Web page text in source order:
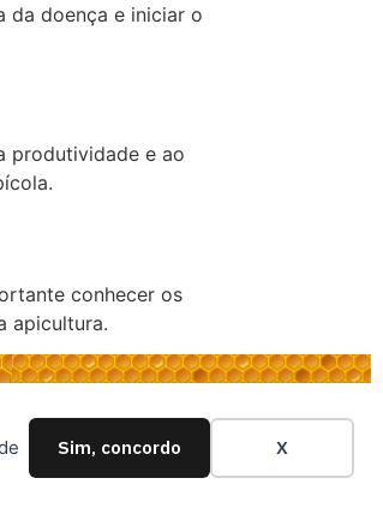
Sim, concordo X
da doença e iniciar o
produtividade e ao
conhecer os
apicultura.